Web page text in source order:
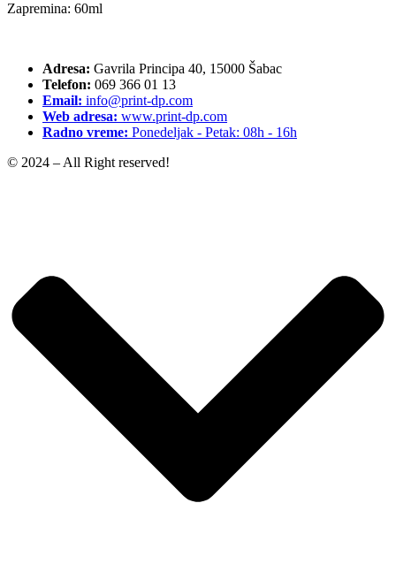
Zapremina: 60ml
Adresa: Gavrila Principa 40, 15000 Šabac
Telefon: 069 366 01 13
Email: info@print-dp.com
Web adresa: www.print-dp.com
Radno vreme: Ponedeljak - Petak: 08h - 16h
© 2024 – All Right reserved!